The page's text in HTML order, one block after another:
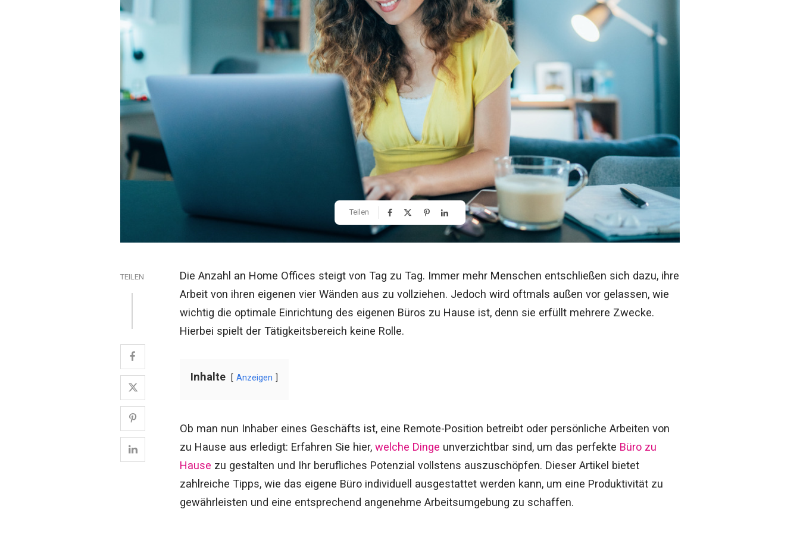
Teilen
TEILEN
Die Anzahl an Home Offices steigt von Tag zu Tag. Immer mehr Menschen entschließen sich dazu, ihre
Arbeit von ihren eigenen vier Wänden aus zu vollziehen. Jedoch wird oftmals außen vor gelassen, wie
wichtig die optimale Einrichtung des eigenen Büros zu Hause ist, denn sie erfüllt mehrere Zwecke.
Hierbei spielt der Tätigkeitsbereich keine Rolle.
Inhalte Anzeigen
Ob man nun Inhaber eines Geschäfts ist, eine Remote-Position betreibt oder persönliche Arbeiten von
zu Hause aus erledigt: Erfahren Sie hier, welche Dinge unverzichtbar sind, um das perfekte Büro zu
Hause zu gestalten und Ihr berufliches Potenzial vollstens auszuschöpfen. Dieser Artikel bietet
zahlreiche Tipps, wie das eigene Büro individuell ausgestattet werden kann, um eine Produktivität zu
gewährleisten und eine entsprechend angenehme Arbeitsumgebung zu schaffen.